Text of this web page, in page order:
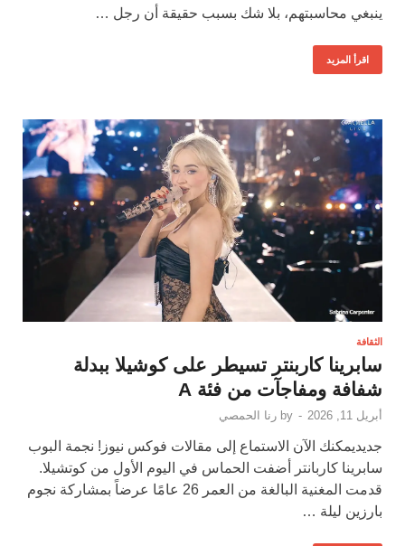
ينبغي محاسبتهم، بلا شك بسبب حقيقة أن رجل …
اقرأ المزيد
الثقافة
سابرينا كاربنتر تسيطر على كوشيلا ببدلة
شفافة ومفاجآت من فئة A
أبريل 11, 2026 -
by رنا الحمصي
جديديمكنك الآن الاستماع إلى مقالات فوكس نيوز! نجمة البوب
سابرينا كاربانتر أضفت الحماس في اليوم الأول من كوتشيلا.
قدمت المغنية البالغة من العمر 26 عامًا عرضاً بمشاركة نجوم
بارزين ليلة …